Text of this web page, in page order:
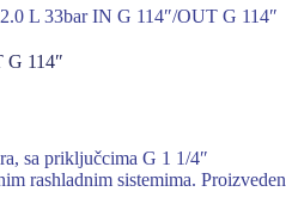
L 33bar IN G 114″/OUT G 114″
114″
sa priključcima G 1 1/4″
rashladnim sistemima. Proizveden